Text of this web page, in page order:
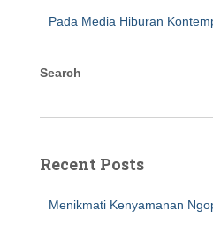
Pada Media Hiburan
Search
Recent Posts
Menikmati Kenyamanan